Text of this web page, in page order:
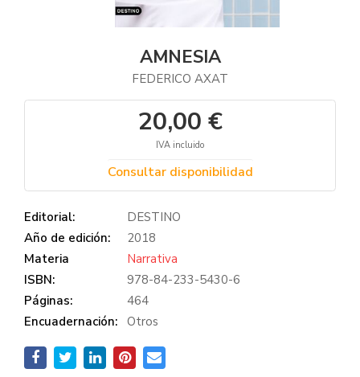
AMNESIA
FEDERICO AXAT
20,00 €
IVA incluido
Consultar disponibilidad
Editorial:
DESTINO
Año de edición:
2018
Materia
Narrativa
ISBN:
978-84-233-5430-6
Páginas:
464
Encuadernación: Otros